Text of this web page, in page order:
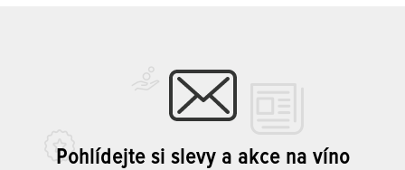
Pohlídejte si slevy a akce na víno